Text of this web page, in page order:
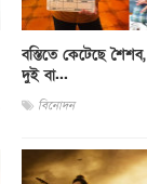
বস্তিতে কেটেছে
দুই বা...
বিনোদন